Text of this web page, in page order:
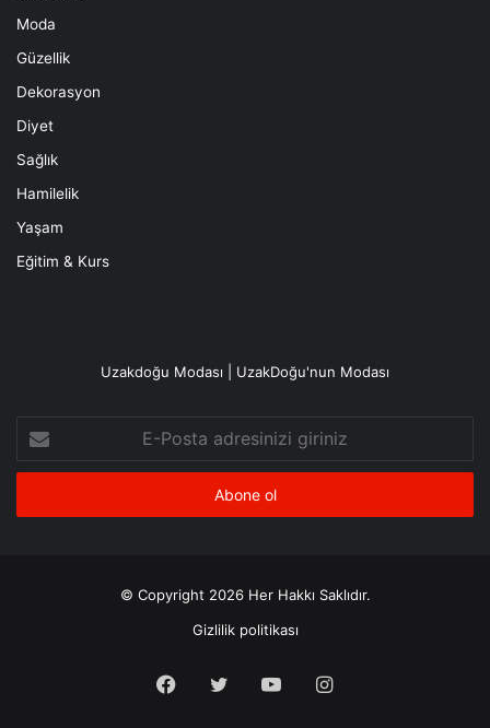
Moda
Güzellik
Dekorasyon
Diyet
Sağlık
Hamilelik
Yaşam
Eğitim & Kurs
Uzakdoğu Modası | UzakDoğu'nun Modası
Posta
adresinizi
© Copyright 2026 Her Hakkı Saklıdır.
Gizlilik politikası
Facebook
X YouTubeInstagram